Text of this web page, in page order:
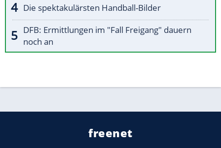
Die spektakulärsten Handball-Bilder
DFB: Ermittlungen im "Fall Freigang" dauern
noch an
freenet